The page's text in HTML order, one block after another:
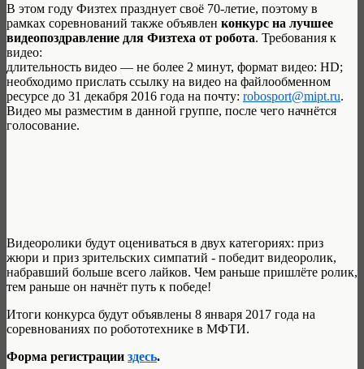
В этом году Физтех празднует своё 70-летие, поэтому в
рамках соревнований также объявлен конкурс на лучшее
видеопоздравление для Физтеха от робота. Требования к
видео:
длительность видео — не более 2 минут, формат видео: HD;
необходимо прислать ссылку на видео на файлообменном
ресурсе до 31 декабря 2016 года на почту: robosport@mipt.ru.
Видео мы разместим в данной группе, после чего начнётся
голосование.
Видеоролики будут оцениваться в двух категориях: приз
жюри и приз зрительских симпатий - победит видеоролик,
набравший больше всего лайков. Чем раньше пришлёте ролик,
тем раньше он начнёт путь к победе!
Итоги конкурса будут объявлены 8 января 2017 года на
соревнованиях по робототехнике в МФТИ.
Форма регистрации здесь.